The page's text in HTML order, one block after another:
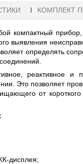
КОМПЛЕКТ
компактный
выявления
определять
реактивное и
Это позволяет
от
дисплея;